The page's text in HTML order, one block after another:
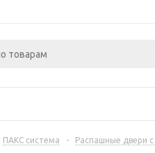
ПАКС система - Распашные двери